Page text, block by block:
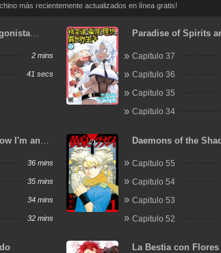
más recientemente actualizados en línea gratis!
2 mins
41 secs
Paradise of Spirits
Capitulo 37
Capitulo 36
Capitulo 35
Capitulo 34
I'm an
36 mins
35 mins
34 mins
32 mins
Daemons of the
Capitulo 55
Capitulo 54
Capitulo 53
Capitulo 52
La Bestia con Flores